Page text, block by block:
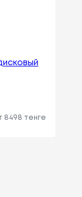
8498 тенге